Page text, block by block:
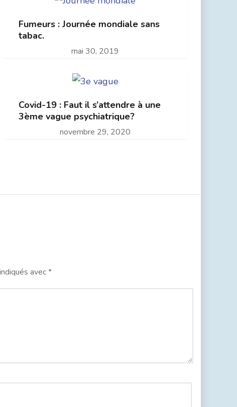
Fumeurs : Journée mondiale sans
tabac.
mai 30, 2019
Covid-19 : Faut il s’attendre à une
3ème vague psychiatrique?
novembre 29, 2020
avec*